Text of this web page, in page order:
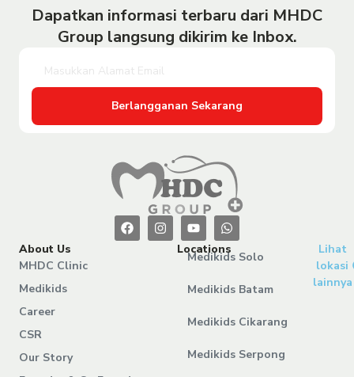
Dapatkan informasi terbaru dari MHDC
Group langsung dikirim ke Inbox.
Berlangganan Sekarang
About Us
MHDC Clinic
Medikids
Career
CSR
Our Story
Locations
Medikids Solo
Medikids Batam
Medikids Cikarang
Medikids Serpong
Lihat
lokasi
lainnya